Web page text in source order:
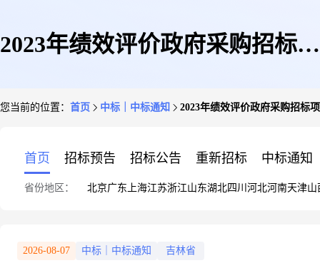
2023年绩效评价政府采购招标项
您当前的位置： 首页 中标｜中标通知 2023年绩效评价政府采购招标
首页 招标预告 招标公告 重新招标 中标通知
省份地区： 北京广东 上海江苏浙江山东湖北四川 河北河南天津山
2026-08-07 中标｜中标通知 吉林省